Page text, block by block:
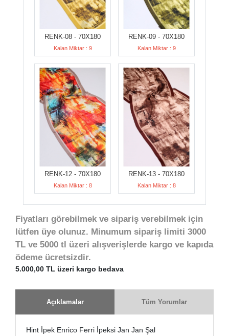
RENK-08 - 70X180
Kalan Miktar : 9
RENK-09 - 70X180
Kalan Miktar : 9
RENK-12 - 70X180
Kalan Miktar : 8
RENK-13 - 70X180
Kalan Miktar : 8
Fiyatları görebilmek ve sipariş verebilmek için
lütfen üye olunuz. Minumum sipariş limiti 3000
TL ve 5000 tl üzeri alışverişlerde kargo ve kapıda
ödeme ücretsizdir.
5.000,00 TL üzeri kargo bedava
Açıklamalar Tüm Yorumlar
Hint İpek Enrico Ferri İpeksi Jan Jan Şal